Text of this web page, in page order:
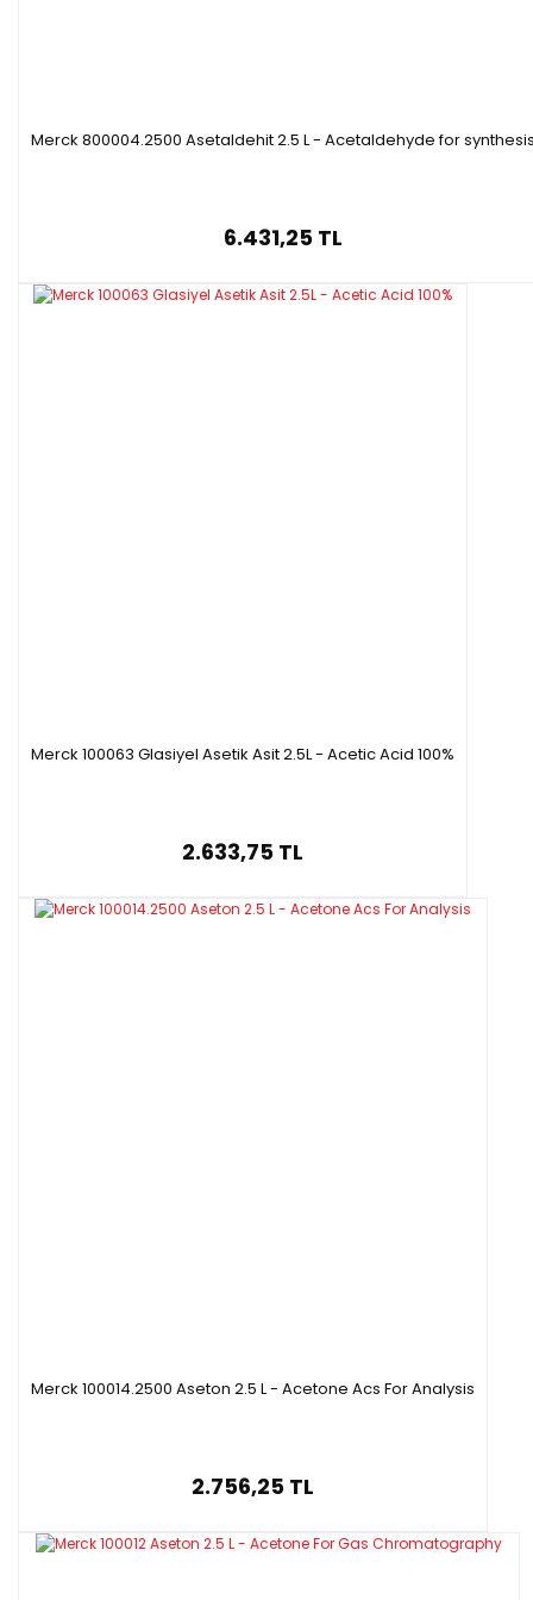
Merck 800004.2500 Asetaldehit 2.5 L - Acetaldehyde for
6.431,25 TL
Merck 100063 Glasiyel Asetik Asit 2.5L - Acetic Acid 100%
2.633,75 TL
Merck 100014.2500 Aseton 2.5 L - Acetone Acs For Analysis
2.756,25 TL